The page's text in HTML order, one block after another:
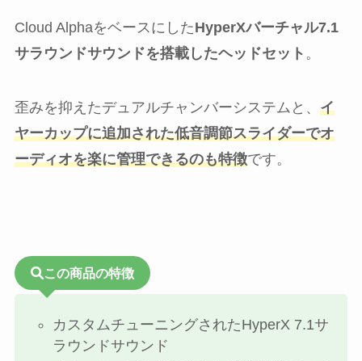
Cloud AlphaをベースにしたHyperXバーチャル7.1
サラウンドサウンドを搭載したヘッドセット 。
歪みを抑えたデュアルチャンバーシステムと、 イ
ヤーカップに追加された低音調節スライダーでオ
ーディオを楽に管理できるのも特徴です。
この商品の特徴
カスタムチューニングされたHyperX 7.1サ
ラウンドサウンド